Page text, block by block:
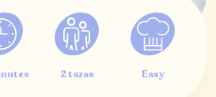
2 tazas Easy